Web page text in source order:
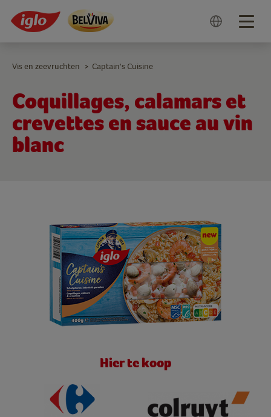
Coquillages, calamars et
crevettes en sauce au vin
blanc
Vis en zeevruchten > Captain's Cuisine
Hier te koop